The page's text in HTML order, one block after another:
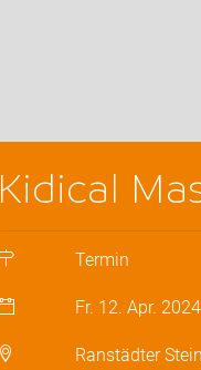
Kidical
Termin
Fr. 12. Apr. 2024
Ranstädter